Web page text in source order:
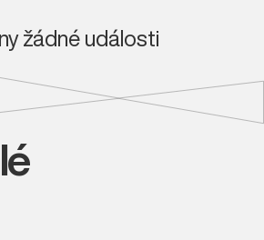
žádné události